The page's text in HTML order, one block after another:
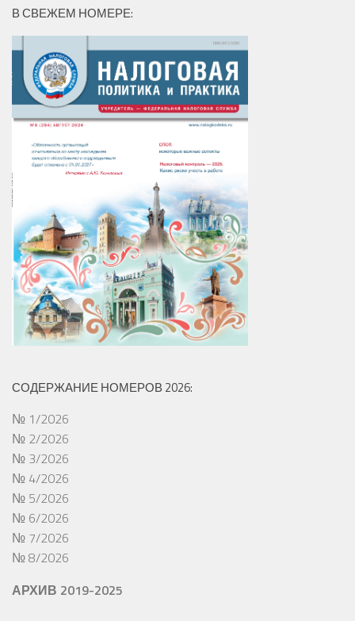
В СВЕЖЕМ НОМЕРЕ:
СОДЕРЖАНИЕ НОМЕРОВ 2026:
№ 1/2026
№ 2/2026
№ 3/2026
№ 4/2026
№ 5/2026
№ 6/2026
№ 7/2026
№ 8/2026
АРХИВ 2019-2025